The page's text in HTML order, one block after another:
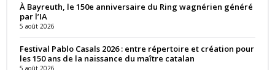
À Bayreuth, le 150e anniversaire du Ring wagnérien généré
par l’IA
5 août 2026
Festival Pablo Casals 2026 : entre répertoire et création pour
les 150 ans de la naissance du maître catalan
5 août 2026